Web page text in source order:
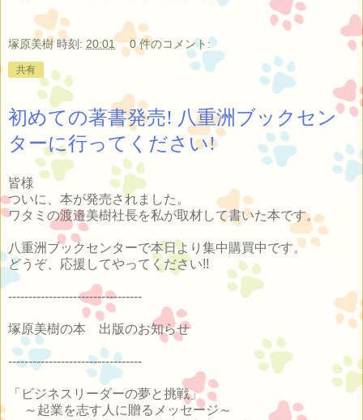
塚原美樹 時刻: 20:01 0 件のコメント:
共有
初めての著書発売! 八重洲ブックセン
ターに行ってください!
皆様
ついに、本が発売されました。
ワタミの渡邉美樹社長を私が取材して書いた本です。
八重洲ブックセンターで本日より集中購買中です。
どうぞ、応援してやってください!!
---------------------------------
塚原美樹の本 出版のお知らせ
---------------------------------
「ビジネスリーダーの夢と挑戦」
～起業を志す人に贈るメッセージ～